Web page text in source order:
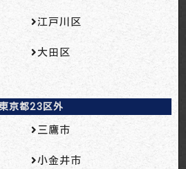
江戸川区
大田区
京都23区外
三鷹市
小金井市